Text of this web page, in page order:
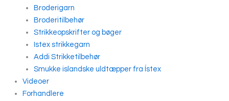
Broderigarn
Broderitilbehør
Strikkeopskrifter og bøger
Istex strikkegarn
Addi Strikketilbehør
Smukke islandske uldtæpper fra Ístex
Videoer
Forhandlere